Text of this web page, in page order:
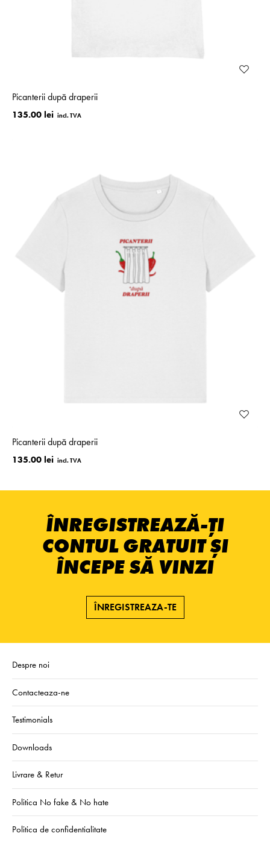
Picanterii după draperii
135.00 lei
Picanterii după draperii
135.00 lei
ÎNREGISTREAZĂ-ȚI
CONTUL GRATUIT ȘI
ÎNCEPE SĂ VINZI
ÎNREGISTREAZA-TE
Despre noi
Contacteaza-ne
Testimonials
Downloads
Livrare & Retur
Politica No fake & No hate
Politica de confidentialitate